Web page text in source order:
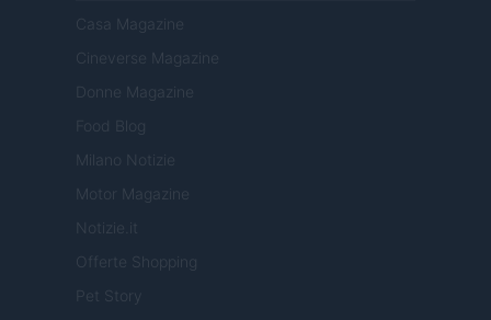
Casa Magazine
Cineverse Magazine
Donne Magazine
Food Blog
Milano Notizie
Motor Magazine
Notizie.it
Offerte Shopping
Pet Story